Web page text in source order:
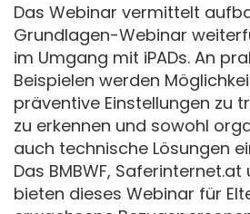
Das Webinar vermittelt
Grundlagen-Webinar
im Umgang mit iPADs. An
Beispielen werden
präventive Einstellungen zu
zu erkennen und sowohl
auch technische Lösungen
Das BMBWF, Saferinternet.at
bieten dieses Webinar für